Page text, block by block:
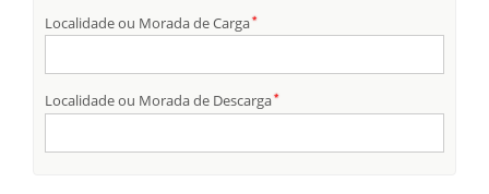
Localidade ou Morada de Carga
Localidade ou Morada de Descarga